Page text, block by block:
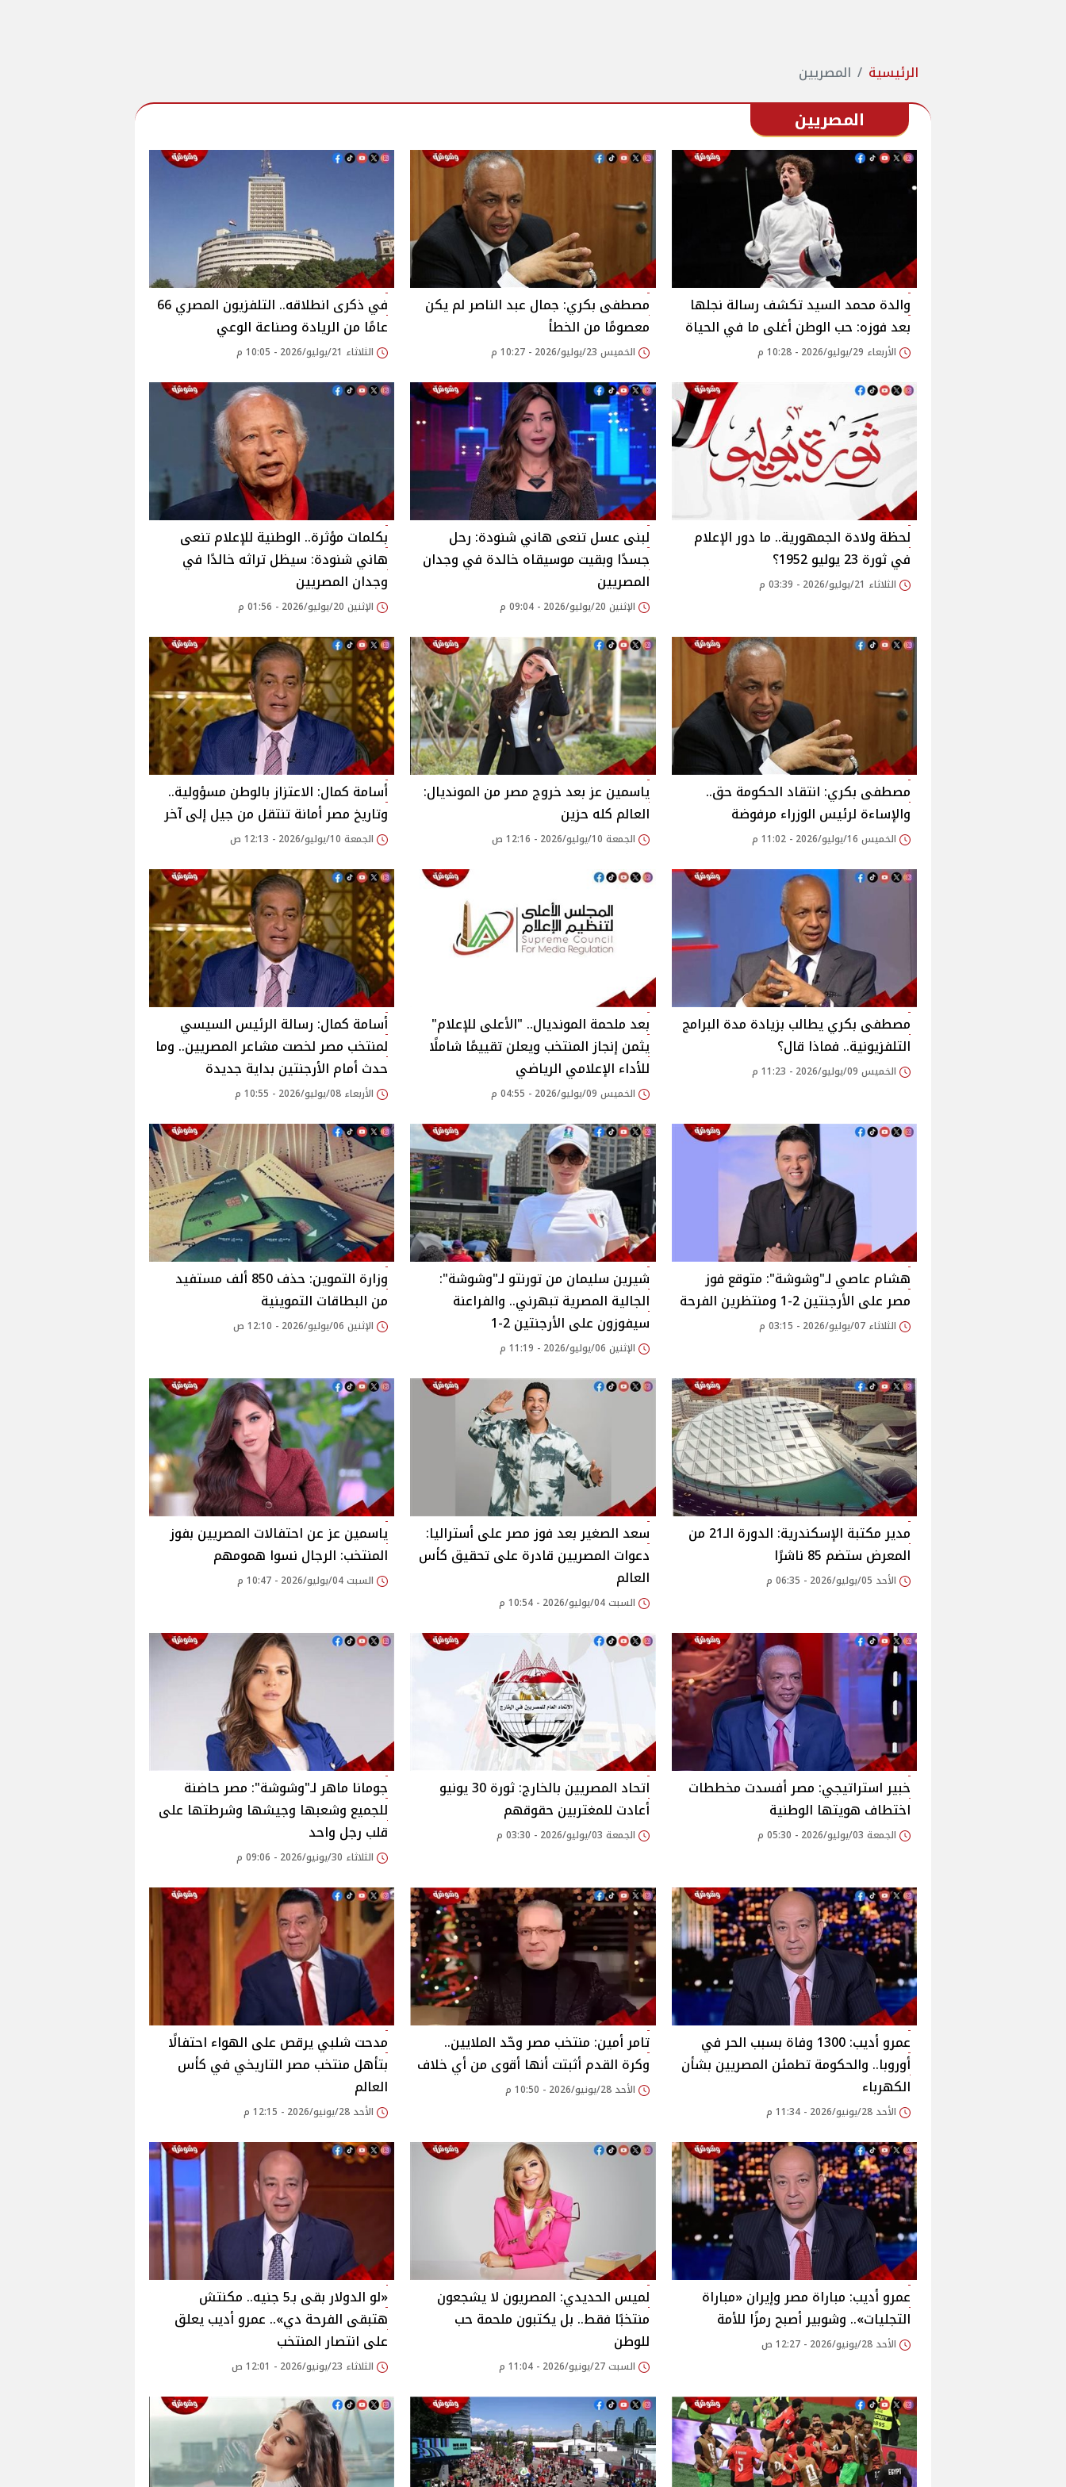
الرئيسية المصريين
المصريين
والدة محمد السيد تكشف رسالة نجلها
بعد فوزه: حب الوطن أغلى ما في الحياة
الأربعاء 29/يوليو/2026 - 10:28 م
مصطفى بكري: جمال عبد الناصر لم يكن
معصومًا من الخطأ
الخميس 23/يوليو/2026 - 10:27 م
في ذكرى انطلاقه.. التلفزيون المصري 66
عامًا من الريادة وصناعة الوعي
الثلاثاء 21/يوليو/2026 - 10:05 م
لحظة ولادة الجمهورية.. ما دور الإعلام
في ثورة 23 يوليو 1952؟
الثلاثاء 21/يوليو/2026 - 03:39 م
لبنى عسل تنعى هاني شنودة: رحل
جسدًا وبقيت موسيقاه خالدة في وجدان
المصريين
الإثنين 20/يوليو/2026 - 09:04 م
بكلمات مؤثرة.. الوطنية للإعلام تنعى
هاني شنودة: سيظل تراثه خالدًا في
وجدان المصريين
الإثنين 20/يوليو/2026 - 01:56 م
مصطفى بكري: انتقاد الحكومة حق..
والإساءة لرئيس الوزراء مرفوضة
الخميس 16/يوليو/2026 - 11:02 م
ياسمين عز بعد خروج مصر من المونديال:
العالم كله حزين
الجمعة 10/يوليو/2026 - 12:16 ص
أسامة كمال: الاعتزاز بالوطن مسؤولية..
وتاريخ مصر أمانة تنتقل من جيل إلى آخر
الجمعة 10/يوليو/2026 - 12:13 ص
مصطفى بكري يطالب بزيادة مدة البرامج
التلفزيونية.. فماذا قال؟
الخميس 09/يوليو/2026 - 11:23 م
بعد ملحمة المونديال.. "الأعلى للإعلام"
يثمن إنجاز المنتخب ويعلن تقييمًا شاملًا
للأداء الإعلامي الرياضي
الخميس 09/يوليو/2026 - 04:55 م
أسامة كمال: رسالة الرئيس السيسي
لمنتخب مصر لخصت مشاعر المصريين.. وما
حدث أمام الأرجنتين بداية جديدة
الأربعاء 08/يوليو/2026 - 10:55 م
هشام عاصي لـ"وشوشة": متوقع فوز
مصر على الأرجنتين 2-1 ومنتظرين الفرحة
الثلاثاء 07/يوليو/2026 - 03:15 م
شيرين سليمان من تورنتو لـ"وشوشة":
الجالية المصرية تبهرني.. والفراعنة
سيفوزون على الأرجنتين 2-1
الإثنين 06/يوليو/2026 - 11:19 م
وزارة التموين: حذف 850 ألف مستفيد
من البطاقات التموينية
الإثنين 06/يوليو/2026 - 12:10 ص
مدير مكتبة الإسكندرية: الدورة الـ21 من
المعرض ستضم 85 ناشرًا
الأحد 05/يوليو/2026 - 06:35 م
سعد الصغير بعد فوز مصر على أستراليا:
دعوات المصريين قادرة على تحقيق كأس
العالم
السبت 04/يوليو/2026 - 10:54 م
ياسمين عز عن احتفالات المصريين بفوز
المنتخب: الرجال نسوا همومهم
السبت 04/يوليو/2026 - 10:47 م
خبير استراتيجي: مصر أفسدت مخططات
اختطاف هويتها الوطنية
الجمعة 03/يوليو/2026 - 05:30 م
اتحاد المصريين بالخارج: ثورة 30 يونيو
أعادت للمغتربين حقوقهم
الجمعة 03/يوليو/2026 - 03:30 م
جومانا ماهر لـ"وشوشة": مصر حاضنة
للجميع وشعبها وجيشها وشرطتها على
قلب رجل واحد
الثلاثاء 30/يونيو/2026 - 09:06 م
عمرو أديب: 1300 وفاة بسبب الحر في
أوروبا.. والحكومة تطمئن المصريين بشأن
الكهرباء
الأحد 28/يونيو/2026 - 11:34 م
تامر أمين: منتخب مصر وحّد الملايين..
وكرة القدم أثبتت أنها أقوى من أي خلاف
الأحد 28/يونيو/2026 - 10:50 م
مدحت شلبي يرقص على الهواء احتفالًا
بتأهل منتخب مصر التاريخي في كأس
العالم
الأحد 28/يونيو/2026 - 12:15 م
عمرو أديب: مباراة مصر وإيران «مباراة
التجليات».. وشوبير أصبح رمزًا للأمة
الأحد 28/يونيو/2026 - 12:27 ص
لميس الحديدي: المصريون لا يشجعون
منتخبًا فقط.. بل يكتبون ملحمة حب
للوطن
السبت 27/يونيو/2026 - 11:04 م
«لو الدولار بقى بـ5 جنيه.. مكنتش
هتبقى الفرحة دي».. عمرو أديب يعلق
على انتصار المنتخب
الثلاثاء 23/يونيو/2026 - 12:01 ص